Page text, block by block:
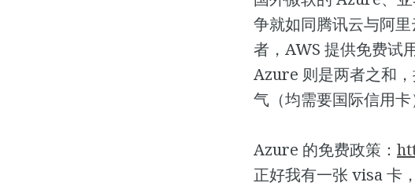
争就如同腾讯云与阿
者，AWS 提供免费试
Azure 则是两者之和
气（均需要国际信用卡
Azure 的免费政策：
正好我有一张 visa 卡